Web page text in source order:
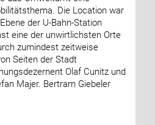
Die Location war
der U-Bahn-Station
eine der unwirtlichsten Orte
zumindest zeitweise
Seiten der Stadt
Olaf Cunitz und
Majer. Bertram Giebeler